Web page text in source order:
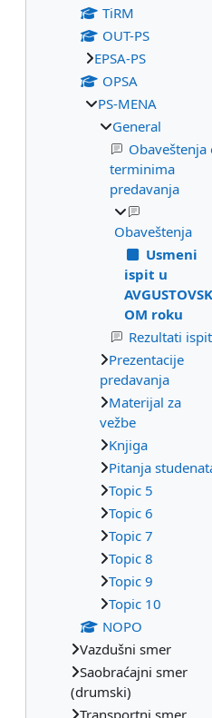
TiRM
OUT-PS
EPSA-PS
OPSA
PS-MENA
General
Obaveštenja
terminima
predavanja
Obaveštenja
Usmeni
ispit u
AVGUSTOVSK
OM roku
Rezultati
Prezentacije
predavanja
Materijal za
vežbe
Knjiga
Pitanja
Topic 5
Topic 6
Topic 7
Topic 8
Topic 9
Topic 10
NOPO
Vazdušni smer
Saobraćajni smer
(drumski)
Transportni smer